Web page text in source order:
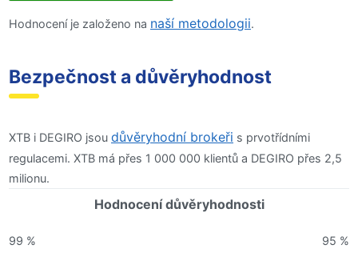
Hodnocení je založeno na naší metodologii.
Bezpečnost a důvěryhodnost
XTB i DEGIRO jsou důvěryhodní brokeři s prvotřídními
regulacemi. XTB má přes 1 000 000 klientů a DEGIRO přes 2,5
milionu.
Hodnocení důvěryhodnosti
99 % 95 %